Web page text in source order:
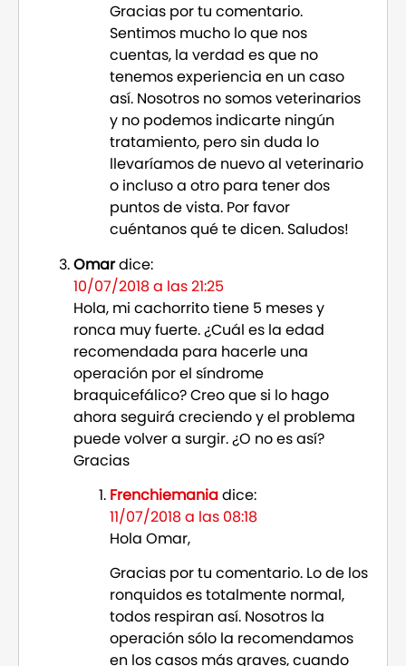
Gracias por tu comentario.
Sentimos mucho lo que nos
cuentas, la verdad es que no
tenemos experiencia en un caso
así. Nosotros no somos veterinarios
y no podemos indicarte ningún
tratamiento, pero sin duda lo
llevaríamos de nuevo al veterinario
o incluso a otro para tener dos
puntos de vista. Por favor
cuéntanos qué te dicen. Saludos!
Omardice:
10/07/2018 a las 21:25
Hola, mi cachorrito tiene 5 meses y
ronca muy fuerte. ¿Cuál es la edad
recomendada para hacerle una
operación por el síndrome
braquicefálico? Creo que si lo hago
ahora seguirá creciendo y el problema
puede volver a surgir. ¿O no es así?
Gracias
Frenchiemaniadice:
11/07/2018 a las 08:18
Hola Omar,
Gracias por tu comentario. Lo de los
ronquidos es totalmente normal,
todos respiran así. Nosotros la
operación sólo la recomendamos
en los casos más graves, cuando